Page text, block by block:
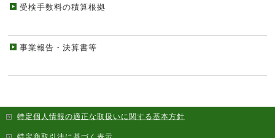
受検手数料の積算根拠
事業報告・決算書等
特定個人情報の適正な取扱いに関する基本方針